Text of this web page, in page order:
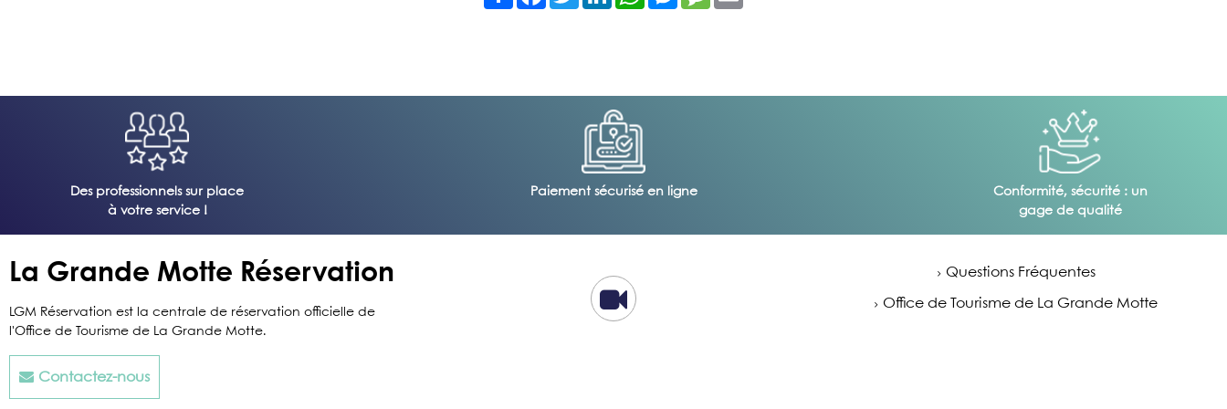
Des professionnels sur place
à votre service !
Paiement sécurisé en ligne
Conformité, sécurité : un
gage de qualité
La Grande Motte Réservation
LGM Réservation est la centrale de réservation officielle de
l'Office de Tourisme de La Grande Motte.
Contactez-nous
Questions Fréquentes
Office de Tourisme de La Grande Motte